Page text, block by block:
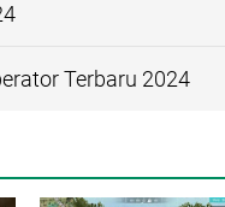
Terbaru 2024